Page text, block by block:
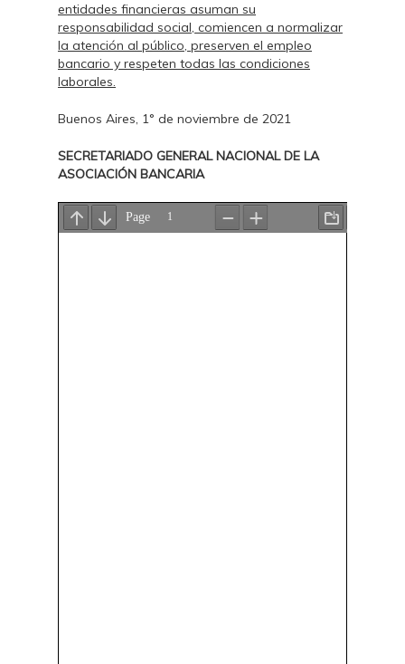
entidades financieras asuman su
responsabilidad social, comiencen a normalizar
la atención al público, preserven el empleo
bancario y respeten todas las condiciones
laborales.
Buenos Aires, 1° de noviembre de 2021
SECRETARIADO GENERAL NACIONAL DE LA
ASOCIACIÓN BANCARIA